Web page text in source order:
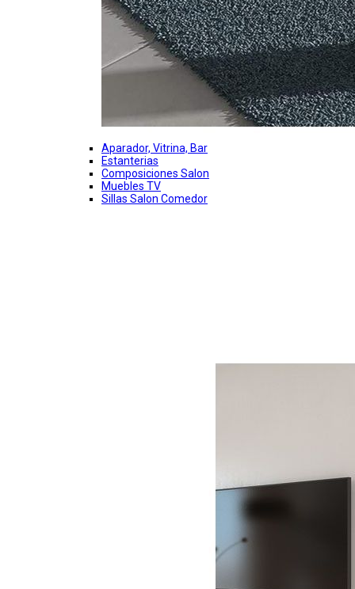
Aparador, Vitrina, Bar
Estanterias
Composiciones Salon
Muebles TV
Sillas Salon Comedor